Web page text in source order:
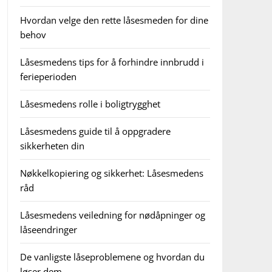
Hvordan velge den rette låsesmeden for dine
behov
Låsesmedens tips for å forhindre innbrudd i
ferieperioden
Låsesmedens rolle i boligtrygghet
Låsesmedens guide til å oppgradere
sikkerheten din
Nøkkelkopiering og sikkerhet: Låsesmedens
råd
Låsesmedens veiledning for nødåpninger og
låseendringer
De vanligste låseproblemene og hvordan du